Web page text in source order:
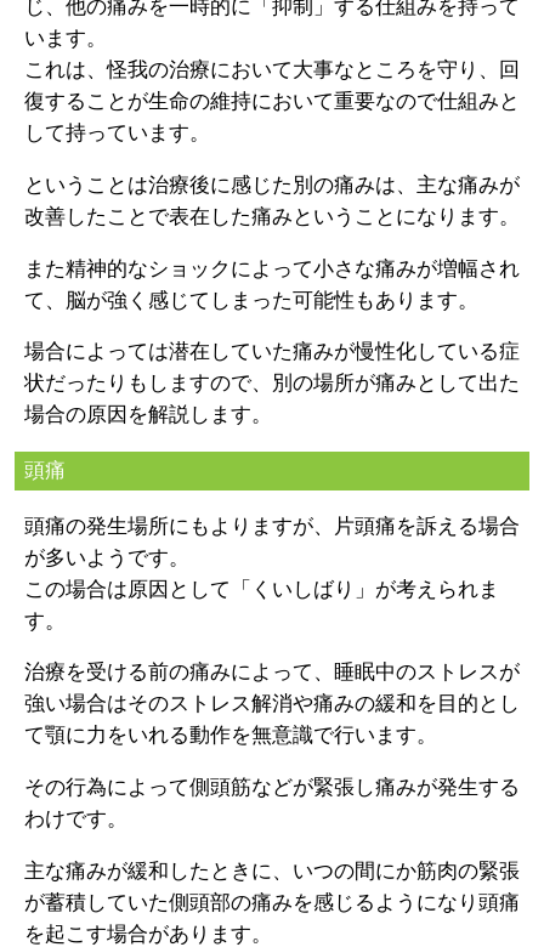
じ、他の痛みを一時的に「抑制」する仕組みを持って
います。
これは、怪我の治療において大事なところを守り、回
復することが生命の維持において重要なので仕組みと
して持っています。
ということは治療後に感じた別の痛みは、主な痛みが
改善したことで表在した痛みということになります。
また精神的なショックによって小さな痛みが増幅され
て、脳が強く感じてしまった可能性もあります。
場合によっては潜在していた痛みが慢性化している症
状だったりもしますので、別の場所が痛みとして出た
場合の原因を解説します。
頭痛
頭痛の発生場所にもよりますが、片頭痛を訴える場合
が多いようです。
この場合は原因として「くいしばり」が考えられま
す。
治療を受ける前の痛みによって、睡眠中のストレスが
強い場合はそのストレス解消や痛みの緩和を目的とし
て顎に力をいれる動作を無意識で行います。
その行為によって側頭筋などが緊張し痛みが発生する
わけです。
主な痛みが緩和したときに、いつの間にか筋肉の緊張
が蓄積していた側頭部の痛みを感じるようになり頭痛
を起こす場合があります。